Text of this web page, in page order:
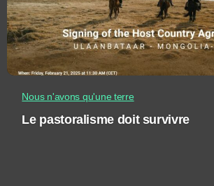
Nous n'avons qu'une terre
Le pastoralisme doit survivre